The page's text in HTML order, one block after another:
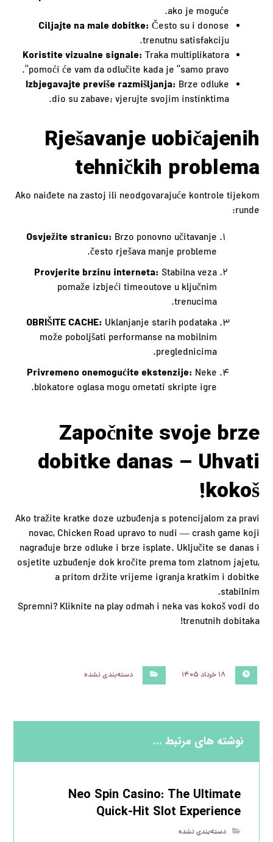
ako je moguće.
Ciljajte na male dobitke: Često su i donose
trenutnu satisfakciju.
Koristite vizualne signale: Traka multiplikatora
pomoći će vam da odlučite kada je “samo pravo”.
Izbjegavajte previše razmišljanja: Brze odluke
dio su zabave; vjerujte svojim instinktima.
Rješavanje uobičajenih
tehničkih problema
Ako naiđete na zastoj ili neodgovarajuće kontrole tijekom
runde:
Osvježite stranicu: Brzo ponovno učitavanje
često rješava manje probleme.
Provjerite brzinu interneta: Stabilna veza
pomaže izbjeći timeoutove u ključnim
trenucima.
OBRIŠITE CACHE: Uklanjanje starih podataka
može poboljšati performanse na mobilnim
preglednicima.
Privremeno onemogućite ekstenzije: Neke
blokatore oglasa mogu ometati skripte igre.
Započnite svoje brze
dobitke danas – Uhvati
kokoš!
Ako tražite kratke doze uzbuđenja s potencijalom za pravi
novac, Chicken Road upravo to nudi — crash game koji
nagrađuje brze odluke i brze isplate. Uključite se danas i
osjetite uzbuđenje dok kročite prema tom zlatnom jajetu,
a pritom držite vrijeme igranja kratkim i dobitke
stabilnim.
Spremni? Kliknite na play odmah i neka vas kokoš vodi do
trenutnih dobitaka!
۱۸ خرداد ۱۴۰۵ دسته‌بندی نشده
نوشته های مرتبط ...
Neo Spin Casino: The Ultimate
Quick‑Hit Slot Experience
دسته‌بندی نشده